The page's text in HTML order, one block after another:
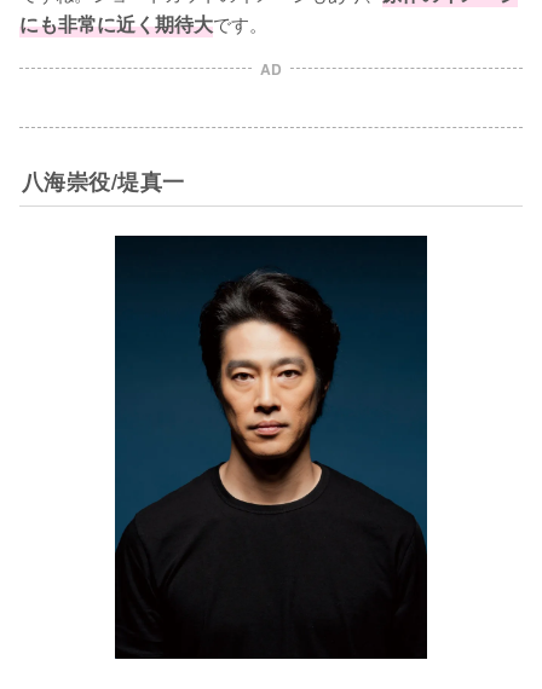
にも非常に近く期待大です。
AD
八海崇役/堤真一